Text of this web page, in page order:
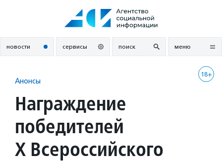
новости сервисы поиск меню
18+
Анонсы
Награждение
победителей
X Всероссийского